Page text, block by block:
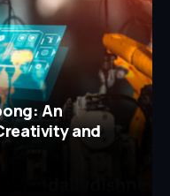
An
and